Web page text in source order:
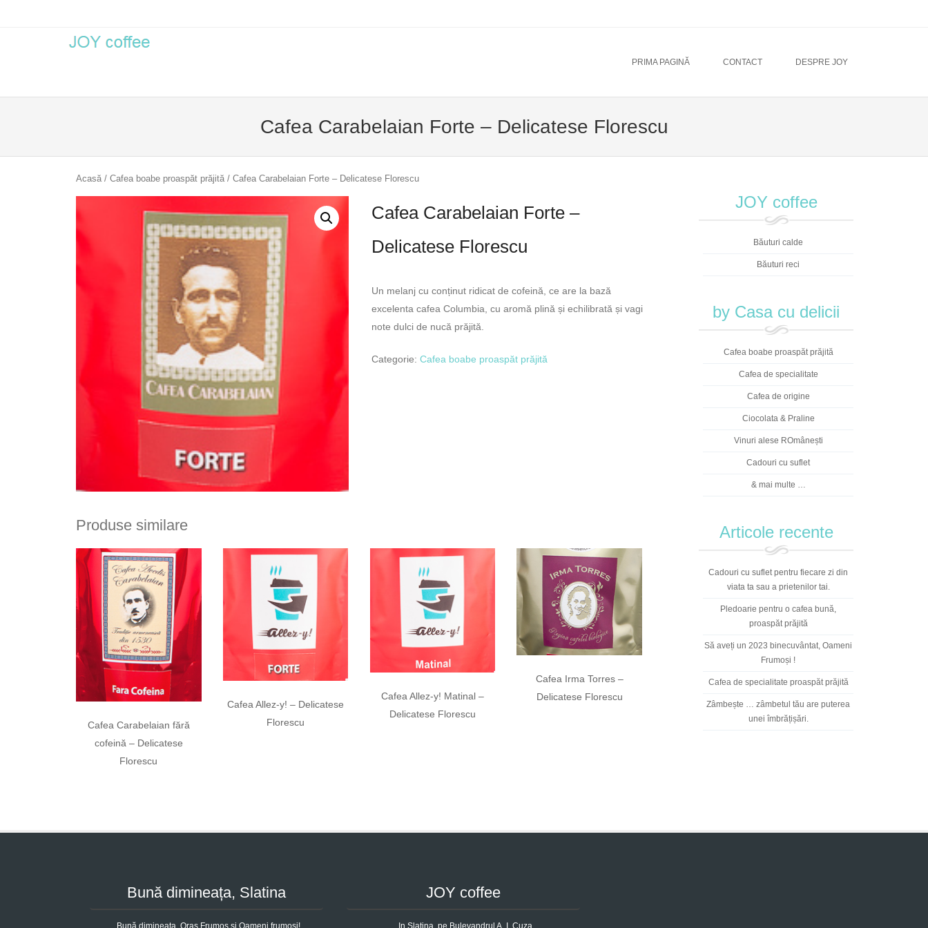
PRIMA PAGINĂ CONTACT DESPRE JOY
Cafea Carabelaian Forte – Delicatese Florescu
Acasă / Cafea boabe proaspăt prăjită / Cafea Carabelaian Forte – Delicatese Florescu
Cafea Carabelaian Forte –
Delicatese Florescu
Un melanj cu conținut ridicat de cofeină, ce are la bază
excelenta cafea Columbia, cu aromă plină și echilibrată și vagi
note dulci de nucă prăjită.
Categorie:Cafea boabe proaspăt prăjită
Produse similare
Cafea Carabelaian fără
cofeină – Delicatese
Florescu
Cafea Allez-y! – Delicatese
Florescu
Cafea Allez-y! Matinal –
Delicatese Florescu
Cafea Irma Torres –
Delicatese Florescu
JOY coffee
Băuturi calde
Băuturi reci
by Casa cu delicii
Cafea boabe proaspăt prăjită
Cafea de specialitate
Cafea de origine
Ciocolata & Praline
Vinuri alese ROmânești
Cadouri cu suflet
& mai multe …
Articole recente
Cadouri cu suflet pentru fiecare zi din
viata ta sau a prietenilor tai.
Pledoarie pentru o cafea bună,
proaspăt prăjită
Să aveți un 2023 binecuvântat, Oameni
Frumoși !
Cafea de specialitate proaspăt prăjită
Zâmbește … zâmbetul tău are puterea
unei îmbrățișări.
Bună dimineața, Slatina
Bună dimineața, Oraș Frumos și Oameni frumoși!
JOY coffee
In Slatina, pe Bulevandrul A. I. Cuza